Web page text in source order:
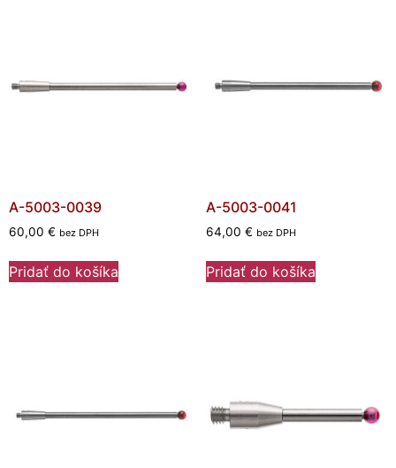
A-5003-0039
60,00 € bez DPH
Pridať do košíka
A-5003-0041
64,00 € bez DPH
Pridať do košíka